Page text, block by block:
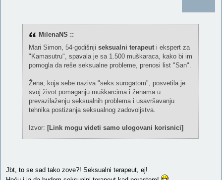
MilenaNS ::
Mari Simon, 54-godišnji seksualni terapeuti ekspert za
"Kamasutru", spavala je sa 1.500 muškaraca, kako bi im
pomogla da reše seksualne probleme, prenosi list "San".
Žena, koja sebe naziva "seks surogatom", posvetila je
svoj život pomaganju muškarcima i ženama u
prevazilaženju seksualnih problema i usavršavanju
tehnika postizanja seksualnog zadovoljstva.
Izvor: [Link mogu videti samo ulogovani korisnici]
Jbt, to se sad tako zove?! Seksualni terapeut, ej!